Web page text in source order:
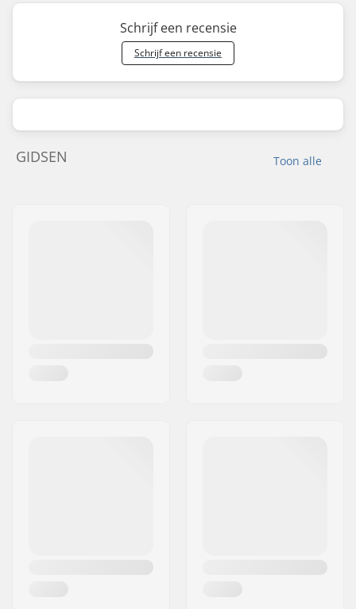
Schrijf een recensie
Schrijf een recensie
Toon alle
GIDSEN